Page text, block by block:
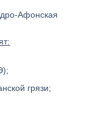
Афонская
грязи;